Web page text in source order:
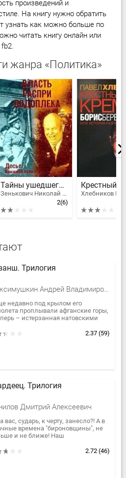
произведений и
На книгу нужно обратить
узнать как можно больше по
читать книгу онлайн или
жанра «Политика»
Тайны ушедшего века. Власть. Распри. Подоплека
Зенькович Николай Александрович
2(6)
Хлебников
Трилогия
Максимушкин Андрей Владимирович
недавно под крылом его
проплывали афганские горы,
– истерзанная натовскими
Сергей Горелов отчетливо...
2.37 (59)
Трилогия
Дмитрий Алексеевич
вас, сударь, к черту, занесло?! А в
времена "бироновщины", не
и не ближе! Наш
завладело телом...
2.72 (46)